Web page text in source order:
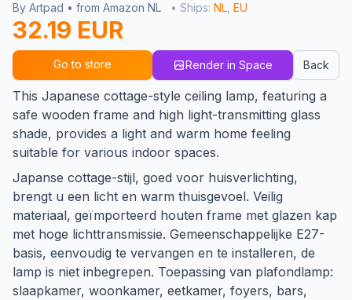
By Artpad • from Amazon NL • Ships: NL EU
32.19 EUR
Go to store Render in Space Back
This Japanese cottage-style ceiling lamp, featuring a
safe wooden frame and high light-transmitting glass
shade, provides a light and warm home feeling
suitable for various indoor spaces.
Japanse cottage-stijl, goed voor huisverlichting,
brengt u een licht en warm thuisgevoel. Veilig
materiaal, geïmporteerd houten frame met glazen kap
met hoge lichttransmissie. Gemeenschappelijke E27-
basis, eenvoudig te vervangen en te installeren, de
lamp is niet inbegrepen. Toepassing van plafondlamp:
slaapkamer, woonkamer, eetkamer, foyers, bars,